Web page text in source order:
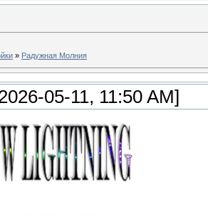
» Радужная Молния
05-11, 11:50 AM]